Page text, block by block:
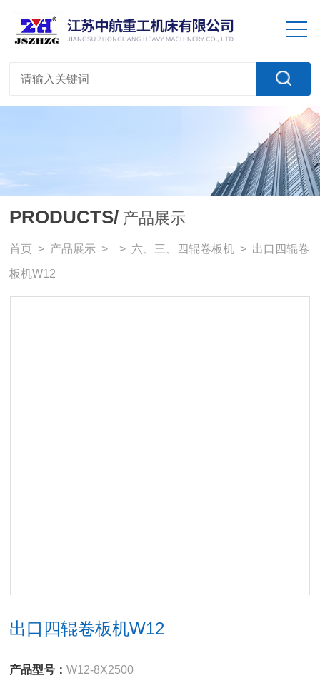
PRODUCTS/ 产品展示
首页 > 产品展示 > > 六、三、四辊卷板机 > 出口四辊卷
板机W12
出口四辊卷板机W12
产品型号：W12-8X2500